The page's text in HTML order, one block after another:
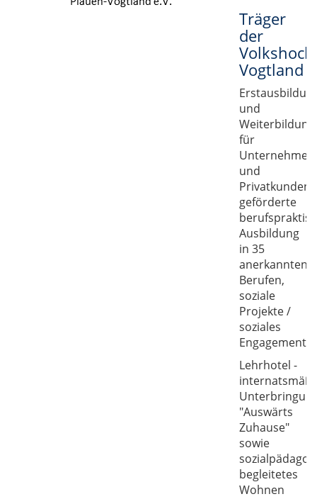
Träger
der
Vogtland
und
Weiterbildung
für
Unternehmen
und
Privatkunden,
geförderte
Ausbildung
in 35
anerkannten
Berufen,
soziale
Projekte /
soziales
Engagement
Lehrhotel -
"Auswärts
Zuhause"
sowie
begleitetes
Wohnen